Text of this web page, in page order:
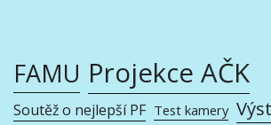
FAMU Projekce AČK
Soutěž o nejlepší PF Test kamery